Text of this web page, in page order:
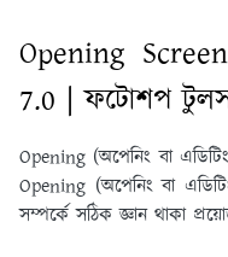
Opening
7.0 | ফটোশপ টুলস
Opening (অপেনিং বা
Opening (অপেনিং বা
সম্পর্কে সঠিক জ্ঞান থাকা